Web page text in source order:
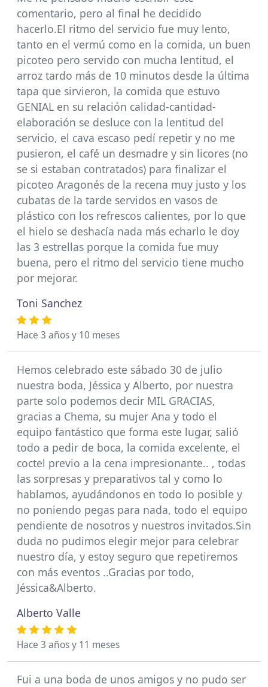
comentario, pero al final he decidido
hacerlo.El ritmo del servicio fue muy lento,
tanto en el vermú como en la comida, un buen
picoteo pero servido con mucha lentitud, el
arroz tardo más de 10 minutos desde la última
tapa que sirvieron, la comida que estuvo
GENIAL en su relación calidad-cantidad-
elaboración se desluce con la lentitud del
servicio, el cava escaso pedí repetir y no me
pusieron, el café un desmadre y sin licores (no
se si estaban contratados) para finalizar el
picoteo Aragonés de la recena muy justo y los
cubatas de la tarde servidos en vasos de
plástico con los refrescos calientes, por lo que
el hielo se deshacía nada más echarlo le doy
las 3 estrellas porque la comida fue muy
buena, pero el ritmo del servicio tiene mucho
por mejorar.
Toni Sanchez
Hace 3 años y 10 meses
Hemos celebrado este sábado 30 de julio
nuestra boda, Jéssica y Alberto, por nuestra
parte solo podemos decir MIL GRACIAS,
gracias a Chema, su mujer Ana y todo el
equipo fantástico que forma este lugar, salió
todo a pedir de boca, la comida excelente, el
coctel previo a la cena impresionante.. , todas
las sorpresas y preparativos tal y como lo
hablamos, ayudándonos en todo lo posible y
no poniendo pegas para nada, todo el equipo
pendiente de nosotros y nuestros invitados.Sin
duda no pudimos elegir mejor para celebrar
nuestro día, y estoy seguro que repetiremos
con más eventos ..Gracias por todo,
Jéssica&Alberto.
Alberto Valle
Hace 3 años y 11 meses
Fui a una boda de unos amigos y no pudo ser